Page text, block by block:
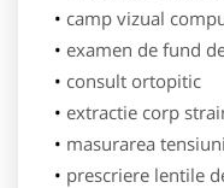
camp vizual
examen de fund
consult ortopitic
extractie corp
masurarea
prescriere lentile